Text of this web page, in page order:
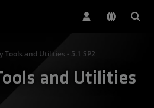
Tools and Utilities - 5.1 SP2
and Utilities